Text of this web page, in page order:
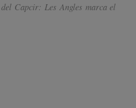
Capcir: Les Angles marca el